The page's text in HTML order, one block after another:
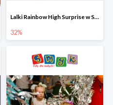
Lalki Rainbow High Surprise w Smyku do -35%
32%